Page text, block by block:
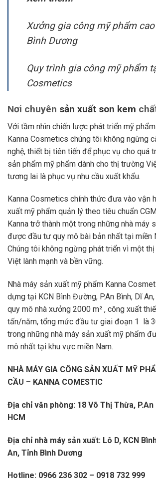
Xưởng gia công mỹ phẩm
Bình Dương
Quy trình gia công mỹ phẩm
Cosmetics
Nơi chuyên sản xuất son kem
Với tầm nhìn chiến lược phát triển mỹ
Kanna Cosmetics chúng tôi không ngừng
nghệ, thiết bị tiên tiến để phục vụ cho quá
sản phẩm mỹ phẩm dành cho thị trường
tương lai là phục vụ nhu cầu xuất khẩu.
Kanna Cosmetics chính thức đưa vào vận
xuất mỹ phẩm quản lý theo tiêu chuẩn
Kanna trở thành một trong những nhà máy
được đầu tư quy mô bài bản nhất tại miền
Chúng tôi không ngừng phát triển vì một
Việt lành mạnh và bền vững.
Nhà máy sản xuất mỹ phẩm Kanna
dựng tại KCN Bình Đường, P.An Bình, Dĩ
quy mô nhà xưởng 2000 m² , công xuất
tấn/năm, tổng mức đầu tư giai đoạn 1 là
trong những nhà máy sản xuất mỹ phẩm
mô nhất tại khu vực miền Nam.
NHÀ MÁY GIA CÔNG SẢN XUẤT MỸ
CẦU – KANNA COMESTIC
Địa chỉ văn phòng: 18 Võ Thị Thừa,
HCM
Địa chỉ nhà máy sản xuất: Lô D, KCN
An, Tỉnh Bình Dương
Hotline: 0966 236 302 – 0918 732 999